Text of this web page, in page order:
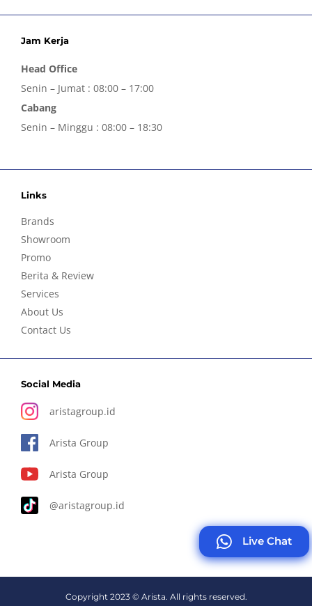
Jam Kerja
Head Office
Senin – Jumat : 08:00 – 17:00
Cabang
Senin – Minggu : 08:00 – 18:30
Links
Brands
Showroom
Promo
Berita & Review
Services
About Us
Contact Us
Social Media
aristagroup.id
Arista Group
Arista Group
@aristagroup.id
Copyright 2023 © Arista. All rights reserved.
Live Chat